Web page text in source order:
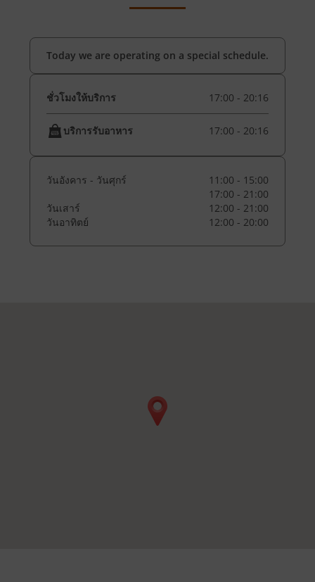
Today we are operating on a special schedule.
ชั่วโมงให้บริการ 17:00 - 20:16
บริการรับอาหาร 17:00 - 20:16
วันอังคาร - วันศุกร์
11:00 - 15:00
17:00 - 21:00
วันเสาร์
12:00 - 21:00
วันอาทิตย์
12:00 - 20:00